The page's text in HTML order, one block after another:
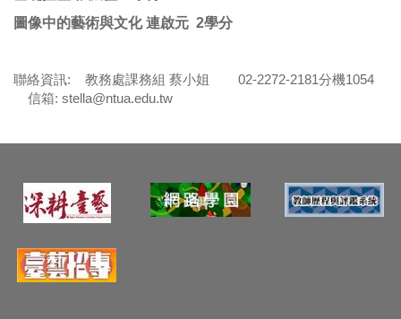
圖像中的藝術與文化 連啟元 2學分
聯絡資訊: 教務處課務組 蔡小姐 02-2272-2181分機1054
信箱: stella@ntua.edu.tw